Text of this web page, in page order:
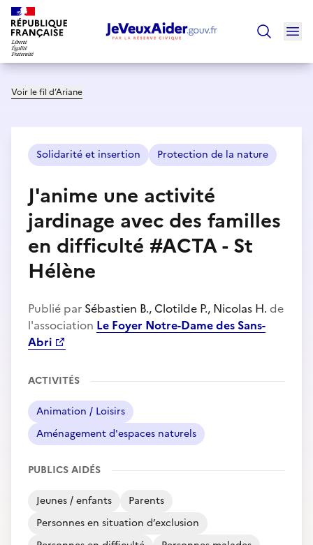
Voir le fil d’Ariane
Solidarité et insertion Protection de la nature
J'anime une activité
jardinage avec des familles
en difficulté #ACTA - St
Hélène
Publié par Sébastien B., Clotilde P., Nicolas H. de
l'association Le Foyer Notre-Dame des Sans-
Abri
ACTIVITÉS
Animation / Loisirs
Aménagement d'espaces naturels
PUBLICS AIDÉS
Jeunes / enfants
Parents
Personnes en situation d’exclusion